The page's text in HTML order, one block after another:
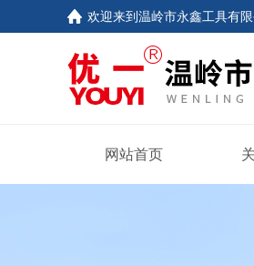
欢迎来到温岭市永鑫工具有
网站首页